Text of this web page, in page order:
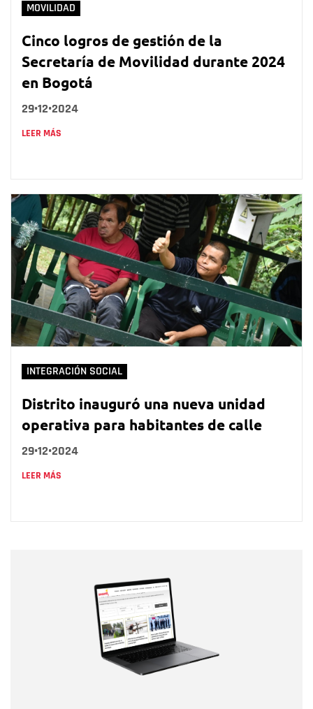
MOVILIDAD
Cinco logros de gestión de la
Secretaría de Movilidad durante 2024
en Bogotá
29•12•2024
LEER MÁS
INTEGRACIÓN SOCIAL
Distrito inauguró una nueva unidad
operativa para habitantes de calle
29•12•2024
LEER MÁS
Correo electrónico
Tipo de comentario